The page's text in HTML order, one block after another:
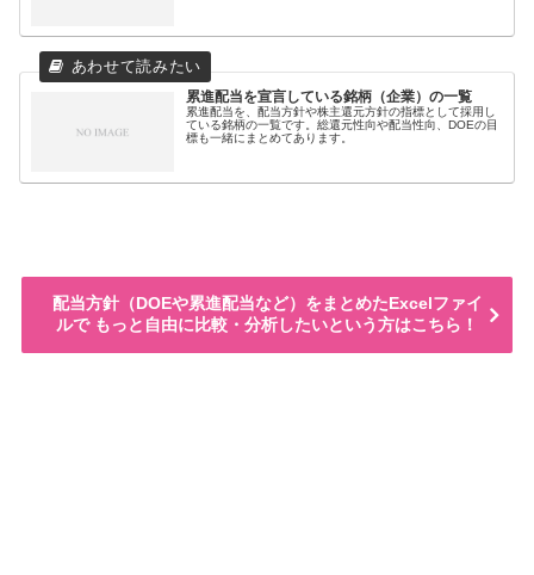
累進配当を宣言している銘柄（企業）の一覧
累進配当を、配当方針や株主還元方針の指標として採用し
ている銘柄の一覧です。総還元性向や配当性向、DOEの目
標も一緒にまとめてあります。
配当方針（DOEや累進配当など）をまとめたExcelファイ
ルで もっと自由に比較・分析したいという方はこちら！